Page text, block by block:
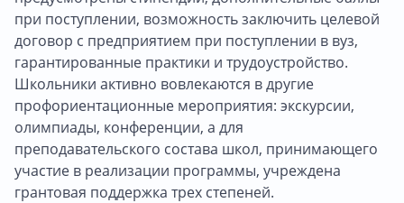
при поступлении, возможность заключить целевой
договор с предприятием при поступлении в вуз,
гарантированные практики и трудоустройство.
Школьники активно вовлекаются в другие
профориентационные мероприятия: экскурсии,
олимпиады, конференции, а для
преподавательского состава школ, принимающего
участие в реализации программы, учреждена
грантовая поддержка трех степеней.